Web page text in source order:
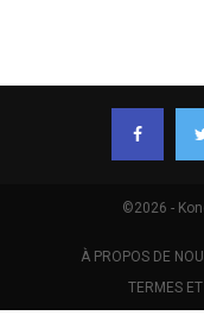
©2026 -
À PROPOS DE
TERMES